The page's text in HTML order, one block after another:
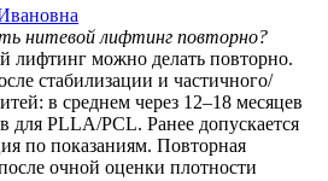
нитевой лифтинг повторно?
лифтинг можно делать повторно.
стабилизации и частичного/
в среднем через 12–18 месяцев
для PLLA/PCL. Ранее допускается
по показаниям. Повторная
очной оценки плотности